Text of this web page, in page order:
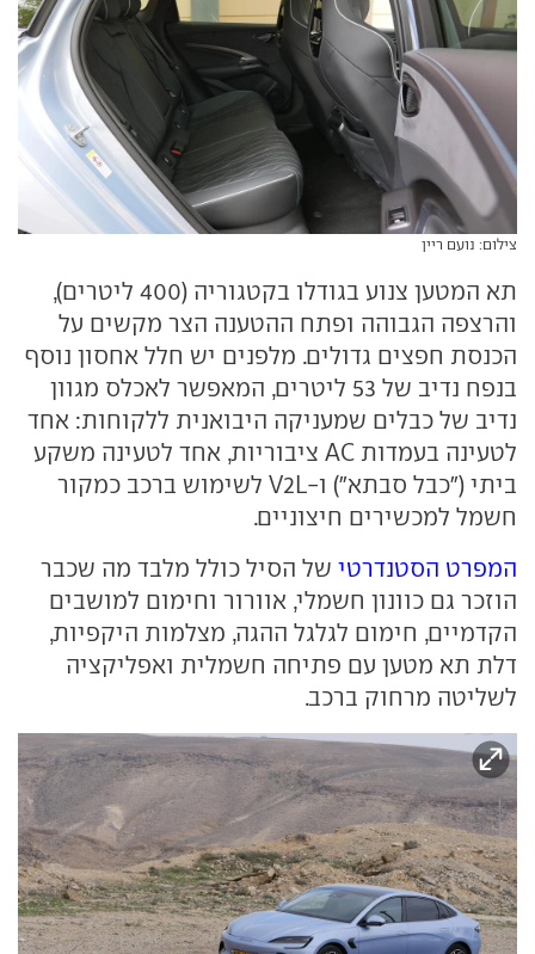
צילום: נועם ריין
תא המטען צנוע בגודלו בקטגוריה (400 ליטרים),
והרצפה הגבוהה ופתח ההטענה הצר מקשים על
הכנסת חפצים גדולים. מלפנים יש חלל אחסון נוסף
בנפח נדיב של 53 ליטרים, המאפשר לאכלס מגוון
נדיב של כבלים שמעניקה היבואנית ללקוחות: אחד
לטעינה בעמדות AC ציבוריות, אחד לטעינה משקע
ביתי ("כבל סבתא") ו-V2L לשימוש ברכב כמקור
חשמל למכשירים חיצוניים.
המפרט הסטנדרטי של הסיל כולל מלבד מה שכבר
הוזכר גם כוונון חשמלי, אוורור וחימום למושבים
הקדמיים, חימום לגלגל ההגה, מצלמות היקפיות,
דלת תא מטען עם פתיחה חשמלית ואפליקציה
לשליטה מרחוק ברכב.